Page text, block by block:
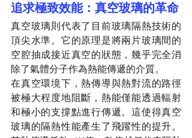
追求極致效能：真空玻璃的革命
真空玻璃則代表了目前玻璃隔熱技術的
頂尖水準。它的原理是將兩片玻璃間的
空腔抽成接近真空的狀態，幾乎完全消
除了氣體分子作為熱能傳遞的介質。
在真空環境下，熱傳導與熱對流的路徑
被極大程度地阻斷，熱能僅能透過輻射
和極小的支撐點進行傳遞。這使得真空
玻璃的隔熱性能產生了飛躍性的提升。